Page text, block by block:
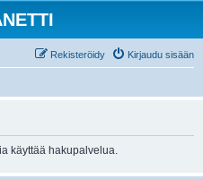
Kirjaudu sisään
Rekisteröidy
käyttää hakupalvelua.